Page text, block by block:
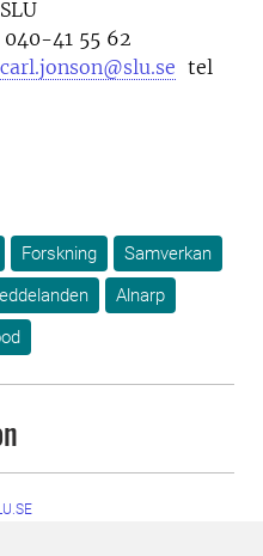
41 55 62
carl.jonson@slu.se tel
Forskning
Samverkan
Alnarp